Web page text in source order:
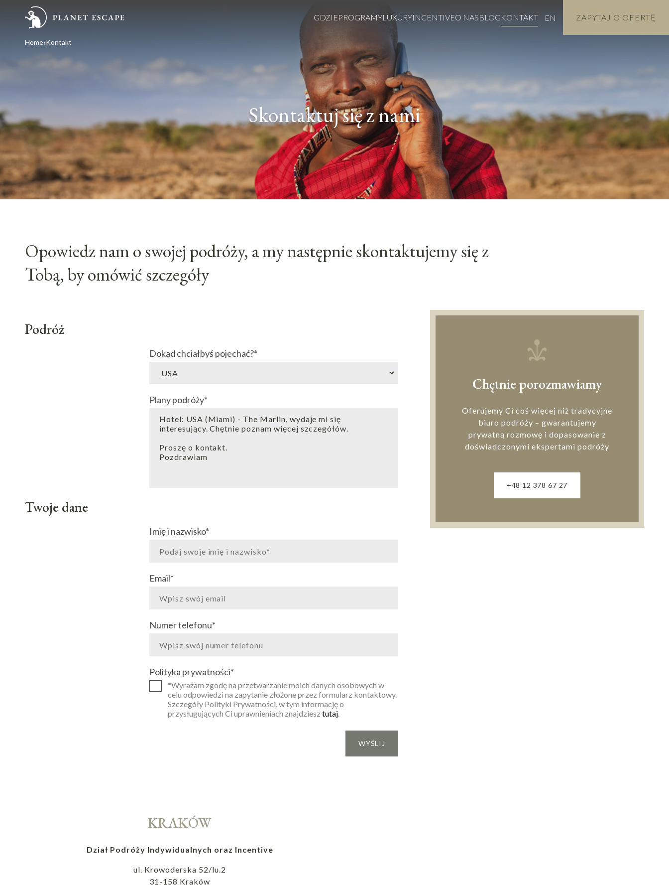
GDZIEPROGRAMYLUXURYINCENTIVEO NASBLOGKONTAKT EN ZAPYTAJ O OFERTĘ
Home Kontakt
Skontaktuj się z nami
Opowiedz nam o swojej podróży, a my następnie skontaktujemy się z
Tobą, by omówić szczegóły
Podróż
Dokąd chciałbyś pojechać?*
Plany podróży*
Twoje dane
Imię i nazwisko*
Email*
Numer telefonu*
Polityka prywatności*
*Wyrażam zgodę na przetwarzanie moich danych osobowych w
celu odpowiedzi na zapytanie złożone przez formularz kontaktowy.
Szczegóły Polityki Prywatności, w tym informację o
przysługujących Ci uprawnieniach znajdziesz tutaj.
Chętnie porozmawiamy
Oferujemy Ci coś więcej niż tradycyjne
biuro podróży – gwarantujemy
prywatną rozmowę i dopasowanie z
doświadczonymi ekspertami podróży
+48 12 378 67 27
KRAKÓW
Dział Podróży Indywidualnych oraz Incentive
ul. Krowoderska 52/lu.2
31-158 Kraków